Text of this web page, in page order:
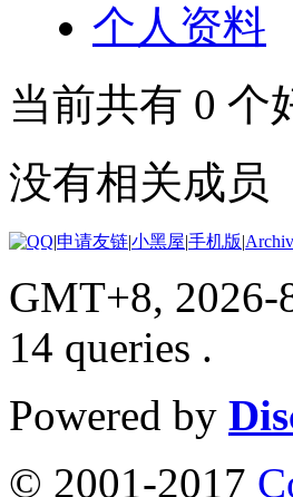
个人资料
当前共有 0 个
没有相关成员
|申请友链|小黑屋|手机版|
GMT+8, 2026-
14 queries .
Powered by
© 2001-2017